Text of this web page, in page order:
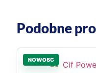
Podobne
NOWOSC